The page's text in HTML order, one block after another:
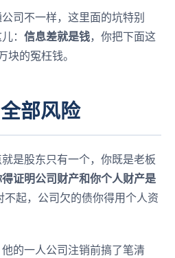
司不一样，这里面的坑特别
： 信息差就是钱，你把下面这
块的冤枉钱。
部风险
是股东只有一个，你既是老板
证明公司财产和你个人财产是
不起，公司欠的债你得用个人资
的一人公司注销前搞了笔清